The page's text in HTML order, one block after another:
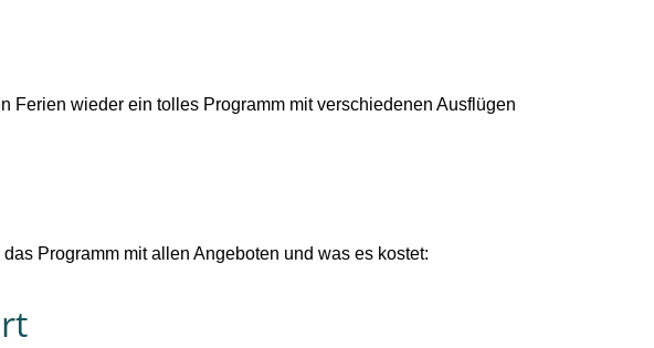
Ferien wieder ein tolles Programm mit verschiedenen Ausflügen
Programm mit allen Angeboten und was es kostet: